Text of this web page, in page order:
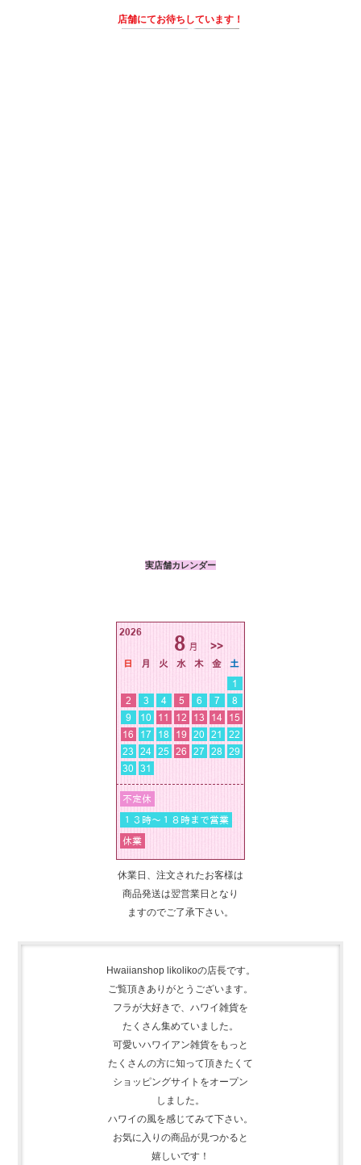
店舗にてお待ちしています！
実店舗カレンダー
休業日、注文されたお客様は
商品発送は翌営業日となり
ますのでご了承下さい。
Hwaiianshop likolikoの店長です。
ご覧頂きありがとうございます。
フラが大好きで、 ハワイ雑貨を
たくさん集めていました。
可愛いハワイアン雑貨をもっと
たくさんの方に知って頂きたくて
ショッピングサイトをオープン
しました。
ハワイの風を感じてみて下さい。
お気に入りの商品が見つかると
嬉しいです！